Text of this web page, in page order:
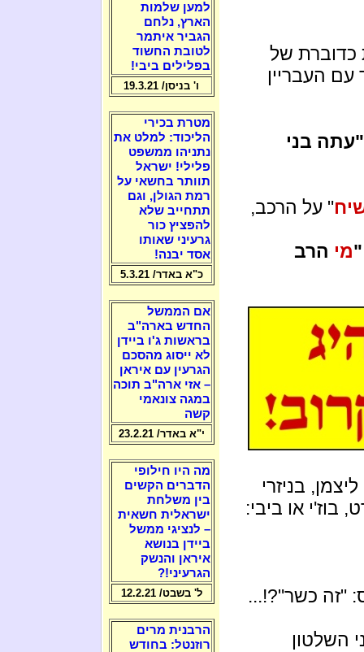
של
עם העבריין
בני
" על הרכב,
מי הרב
בניזרי
בוז'י או ביבי:
"זה כשר"?!...
השלטון
למען שלמות
הארץ, נלחם
הגביר איתמר
לטובת החשוד
בפלילים ביבי!
ו' בניסן/ 19.3.21
מטרת בכירי
הליכוד: למלט את
נתניהו ממשפט
פלילי! ישראל
תוותר בחשאי על
רמת הגולן, וגם
תתחייב שלא
להפציץ כור
גרעיני שאותו
אסד יבנה!
כ"א באדר/ 5.3.21
אם הממשל
החדש בארה"ב
בראשות ג'ו ביידן
לא ייסוג מהסכם
הגרעין עם איראן
– אזי ארה"ב תוכה
במגה צונאמי
קשה
י"א באדר/ 23.2.21
מה היו חילופי
הדברים הקשים
בין משלחת
ישראלית חשאית
– לנציגי ממשל
ביידן בנושא
איראן והנשק
הגרעיני!?
ל' בשבט/ 12.2.21
הרבנית מרים
רוזנטל: בחודש